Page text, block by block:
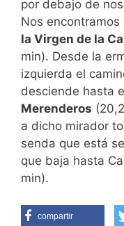
por debajo de
Nos
la Virgen de la
min). Desde la
izquierda el
desciende hasta
Merenderos
a dicho mirador
senda que está
que baja hasta
min).
compartir